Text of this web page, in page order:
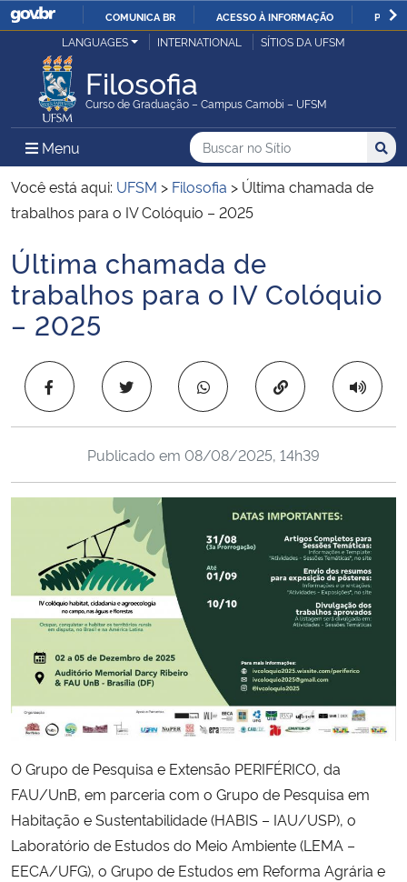
IR
COMUNICA BR ACESSO À INFORMAÇÃO
Ministério da Justiça e Segurança Pública
Ministério da Defesa
Ministério das Relações Exteriores
Ministério da Infraestrutura
Ministério da Agricultura, Pecuária e Abastecimento
Ministério da Educação
Ministério de Minas e Energia
Ministério da Ciência, Tecnologia, Inovações e Comunicações
Ministério do Meio Ambiente
Ministério do Turismo
Ministério do Desenvolvimento Regional
Ministério da Mulher, da Família e dos Direitos Humanos
Secretaria-Geral
LANGUAGES INTERNATIONAL SÍTIOS DA UFSM
Filosofia
Curso de Graduação – Campus Camobi – UFSM
Menu Menu Principal do Sítio
Busca
Buscar no no Sítio
Busca:
Você está aqui: UFSM > Filosofia > Última chamada de
trabalhos para o IV Colóquio – 2025
Início do conteúdo
Última chamada de
trabalhos para o IV Colóquio
– 2025
Copiar para área
Publicado em 08/08/2025, 14h39
O Grupo de Pesquisa e Extensão PERIFÉRICO, da
FAU/UnB, em parceria com o Grupo de Pesquisa em
Habitação e Sustentabilidade (HABIS – IAU/USP), o
Laboratório de Estudos do Meio Ambiente (LEMA –
EECA/UFG), o Grupo de Estudos em Reforma Agrária e